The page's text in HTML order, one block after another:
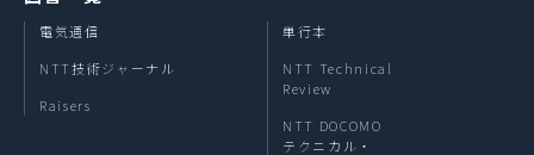
電気通信
NTT技術ジャーナル
Raisers
単行本
NTT Technical
Review
NTT DOCOMO
テクニカル・